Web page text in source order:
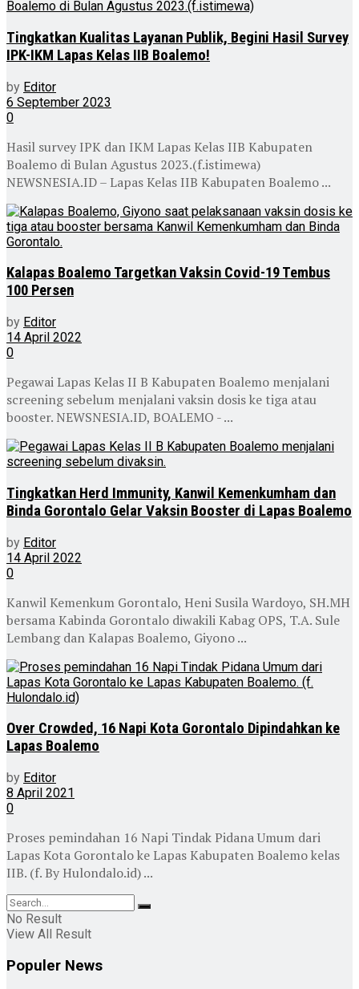
Tingkatkan Kualitas Layanan Publik, Begini Hasil Survey
IPK-IKM Lapas Kelas IIB Boalemo!
by Editor
6 September 2023
0
Hasil survey IPK dan IKM Lapas Kelas IIB Kabupaten
Boalemo di Bulan Agustus 2023.(f.istimewa)
NEWSNESIA.ID – Lapas Kelas IIB Kabupaten Boalemo ...
Kalapas Boalemo Targetkan Vaksin Covid-19 Tembus
100 Persen
by Editor
14 April 2022
0
Pegawai Lapas Kelas II B Kabupaten Boalemo menjalani
screening sebelum menjalani vaksin dosis ke tiga atau
booster. NEWSNESIA.ID, BOALEMO - ...
Tingkatkan Herd Immunity, Kanwil Kemenkumham dan
Binda Gorontalo Gelar Vaksin Booster di Lapas Boalemo
by Editor
14 April 2022
0
Kanwil Kemenkum Gorontalo, Heni Susila Wardoyo, SH.MH
bersama Kabinda Gorontalo diwakili Kabag OPS, T.A. Sule
Lembang dan Kalapas Boalemo, Giyono ...
Over Crowded, 16 Napi Kota Gorontalo Dipindahkan ke
Lapas Boalemo
by Editor
8 April 2021
0
Proses pemindahan 16 Napi Tindak Pidana Umum dari
Lapas Kota Gorontalo ke Lapas Kabupaten Boalemo kelas
IIB. (f. By Hulondalo.id) ...
No Result
View All Result
Populer News